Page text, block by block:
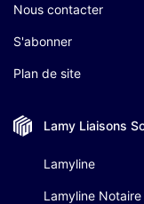
Nous contacter
S'abonner
Plan de site
Lamy Liaisons
Lamyline
Lamyline Notaire